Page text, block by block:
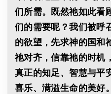
们所需。既然祂如此看
们的需要呢？我们被呼
的欲望，先求神的国和
祂对齐，信靠祂的时机
真正的知足、智慧与平
喜乐、满溢生命的美好。